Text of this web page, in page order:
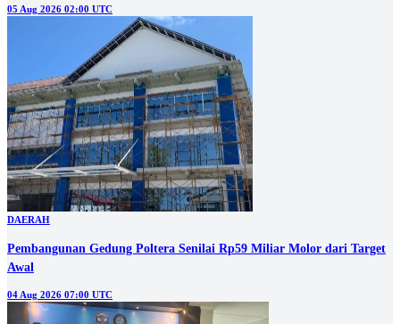
05 Aug 2026 02:00 UTC
DAERAH
Pembangunan Gedung Poltera Senilai Rp59 Miliar Molor dari Target
Awal
04 Aug 2026 07:00 UTC